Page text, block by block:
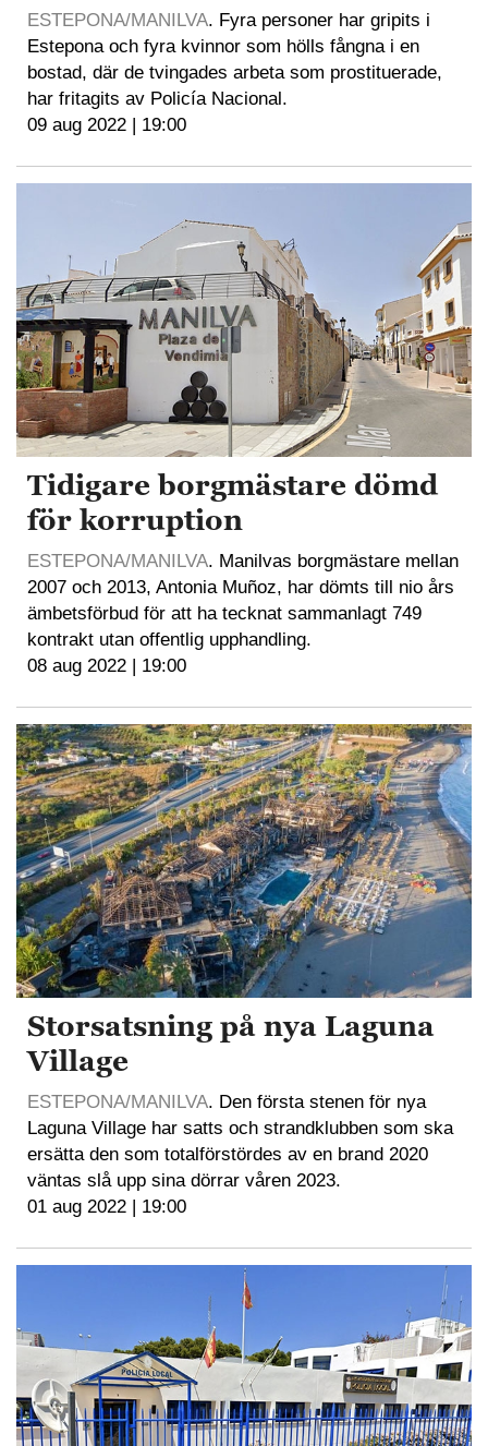
ESTEPONA/MANILVA. Fyra personer har gripits i
Estepona och fyra kvinnor som hölls fångna i en
bostad, där de tvingades arbeta som prostituerade,
har fritagits av Policía Nacional.
09 aug 2022 | 19:00
Tidigare borgmästare dömd
för korruption
ESTEPONA/MANILVA. Manilvas borgmästare mellan
2007 och 2013, Antonia Muñoz, har dömts till nio års
ämbetsförbud för att ha tecknat sammanlagt 749
kontrakt utan offentlig upphandling.
08 aug 2022 | 19:00
Storsatsning på nya Laguna
Village
ESTEPONA/MANILVA. Den första stenen för nya
Laguna Village har satts och strandklubben som ska
ersätta den som totalförstördes av en brand 2020
väntas slå upp sina dörrar våren 2023.
01 aug 2022 | 19:00